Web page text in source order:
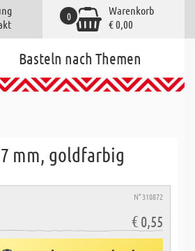
Warenkorb
€ 0,00
0
Basteln nach Themen
mm, goldfarbig
N° 310872
€ 0,55